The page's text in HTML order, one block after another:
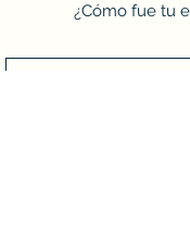
¿Cómo fue tu